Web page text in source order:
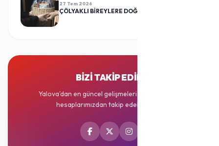
27 Tem 2026
ÇÖLYAKLI BİREYLERE DOĞUM GÜNÜ SÜRPRİZİ
BIZI TAKIP EDIN
Yalova'dan en güncel gelişmeleri sosyal medya
hesaplarımızdan takip edebilirsiniz.